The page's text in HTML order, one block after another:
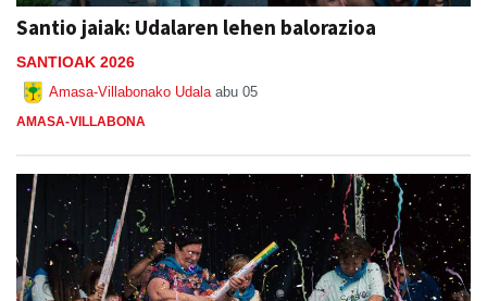
Santio jaiak: Udalaren lehen balorazioa
SANTIOAK 2026
Amasa-Villabonako Udala abu 05
AMASA-VILLABONA